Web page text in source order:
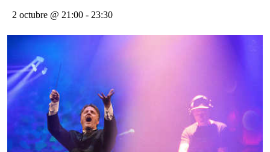
2 octubre @ 21:00 - 23:30